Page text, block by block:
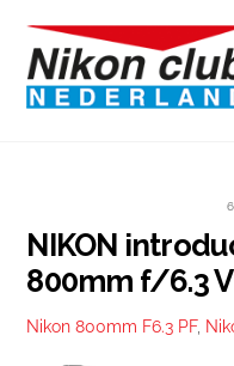
content
NIKON
800mm f/6.3
Nikon 800mm F6.3 PF,